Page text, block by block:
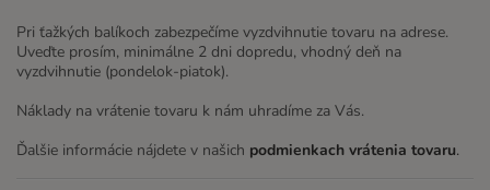
Pri ťažkých balíkoch zabezpečíme vyzdvihnutie tovaru na adrese.
Uveďte prosím, minimálne 2 dni dopredu, vhodný deň na
vyzdvihnutie (pondelok-piatok).
Náklady na vrátenie tovaru k nám uhradíme za Vás.
Ďalšie informácie nájdete v našich podmienkach vrátenia tovaru.